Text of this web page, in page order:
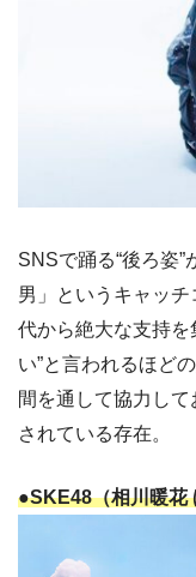
SNSで踊る“後ろ姿
男」というキャッ
代から絶大な支持を
い”と言われるほど
間を通して協力し
されている存在。
●SKE48（相川暖花